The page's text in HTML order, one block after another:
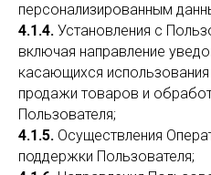
персонализированным
4.1.4. Установления с
включая направление
касающихся
продажи товаров и
Пользователя;
4.1.5. Осуществления
поддержки Пользователя;